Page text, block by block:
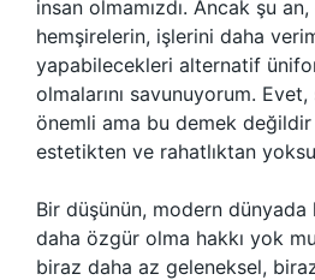
insan olmamızdı. Ancak şu
hemşirelerin, işlerini daha
yapabilecekleri alternatif
olmalarını savunuyorum.
önemli ama bu demek
estetikten ve rahatlıktan
Bir düşünün, modern
daha özgür olma hakkı yok
biraz daha az geleneksel,